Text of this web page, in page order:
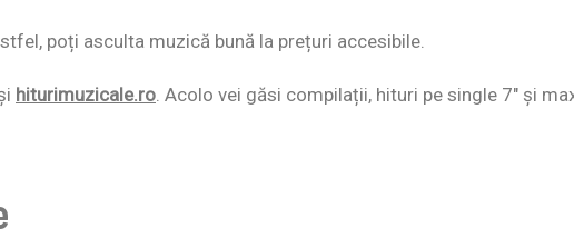
poți asculta muzică bună la prețuri accesibile.
hiturimuzicale.ro. Acolo vei găsi compilații, hituri pe single 7″ și